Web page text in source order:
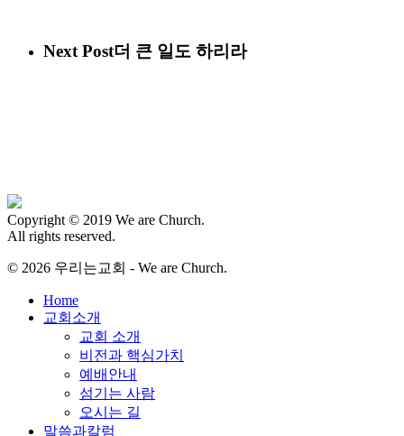
Next Post더 큰 일도 하리라
Copyright © 2019 We are Church.
All rights reserved.
© 2026 우리는교회 - We are Church.
Close
Menu
Home
교회소개
교회 소개
비전과 핵심가치
예배안내
섬기는 사람
오시는 길
말씀과칼럼